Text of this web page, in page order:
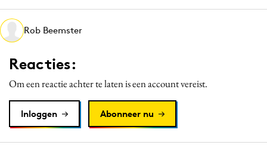
Martech
Media
Merkstrategie
PR
Programmatic
Reputatie & crisis
Rob Beemster
Reacties:
Om een reactie achter te laten is een account vereist.
Inloggen Abonneer nu